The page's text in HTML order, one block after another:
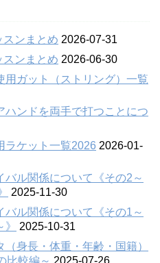
スンまとめ 2026-07-31
スンまとめ 2026-06-30
用ガット（ストリング）一覧
ハンドを両手で打つことにつ
ラケット一覧2026 2026-01-
ル関係について《その2～
2025-11-30
ル関係について《その1～
2025-10-31
身長・体重・年齢・国籍）
比較編～ 2025-07-26